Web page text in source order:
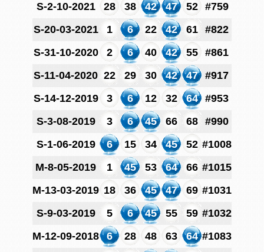
S-2-10-2021 28 38 42 47 52
#759
S-20-03-2021
1 6 22 42 61
#822
S-31-10-2020
2 6 40 42 55
#861
S-11-04-2020 22 29 30 42 47
#917
S-14-12-2019
3 6 12 32 64
#953
S-3-08-2019
3 6 45 66 68
#990
S-1-06-2019
6 15 34 45 52 #1008
M-8-05-2019
1 45 53 64 66 #1015
M-13-03-2019 18 36 45 47 69 #1031
S-9-03-2019
5 6 45 55 59 #1032
M-12-09-2018
6 28 48 63 64 #1083